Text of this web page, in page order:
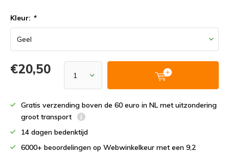
Kleur: *
€20,50
Gratis verzending boven de 60 euro in NL met uitzondering
groot transport
14 dagen bedenktijd
6000+ beoordelingen op Webwinkelkeur met een 9,2